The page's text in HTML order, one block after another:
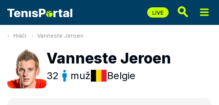
Hráči Vanneste Jeroen
Vanneste Jeroen
32 muž Belgie